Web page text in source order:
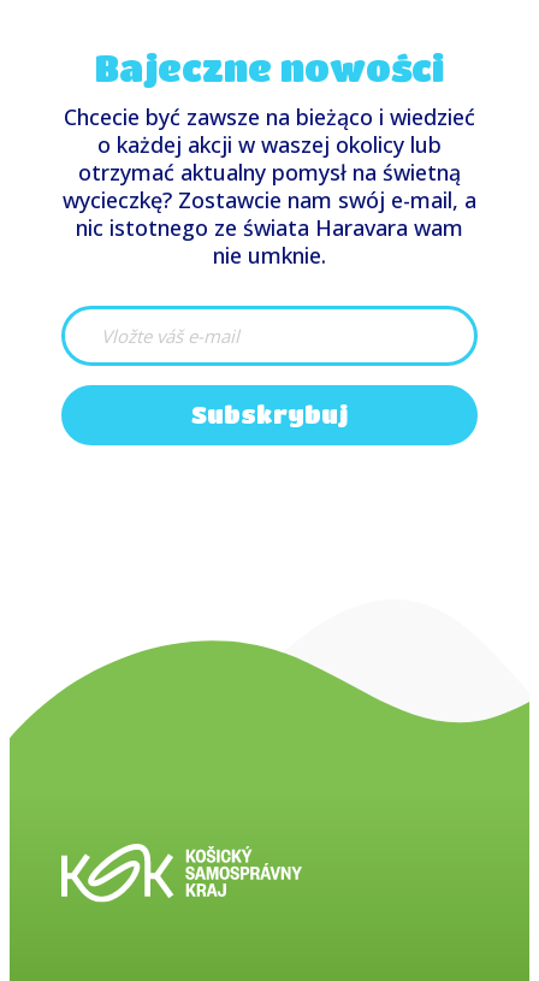
Bajeczne nowości
Chcecie być zawsze na bieżąco i wiedzieć
o każdej akcji w waszej okolicy lub
otrzymać aktualny pomysł na świetną
wycieczkę? Zostawcie nam swój e-mail, a
nic istotnego ze świata Haravara wam
nie umknie.
Subskrybuj